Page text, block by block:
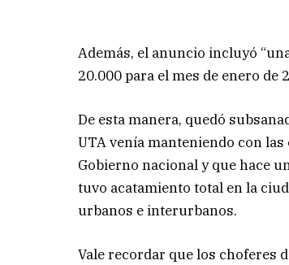
Además, el anuncio incluyó
20.000 para el mes de enero de
De esta manera, quedó
UTA venía manteniendo con
Gobierno nacional y que hace
tuvo acatamiento total en la
urbanos e interurbanos.
Vale recordar que los choferes